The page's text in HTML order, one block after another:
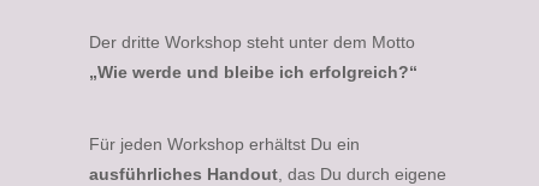
Der dritte Workshop steht unter dem Motto
„Wie werde und bleibe ich erfolgreich?“
Für jeden Workshop erhältst Du ein
ausführliches Handout, das Du durch eigene